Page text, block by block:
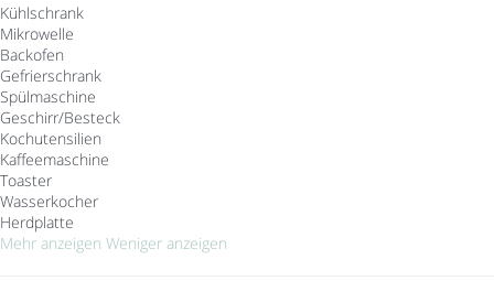
Kühlschrank
Mikrowelle
Backofen
Gefrierschrank
Spülmaschine
Geschirr/Besteck
Kochutensilien
Kaffeemaschine
Toaster
Wasserkocher
Herdplatte
Mehr anzeigen Weniger anzeigen